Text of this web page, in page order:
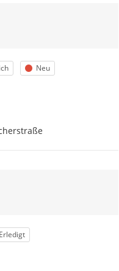
Status
Neu
Status
Erledigt